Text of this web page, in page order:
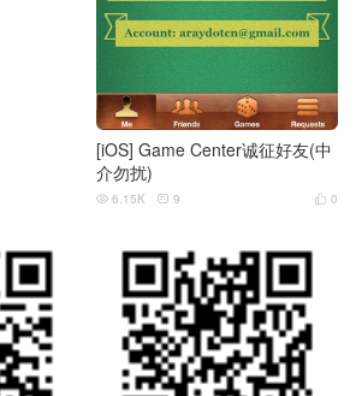
[iOS] Game Center诚征好友(中
介勿扰)
 0
 6.15K  9